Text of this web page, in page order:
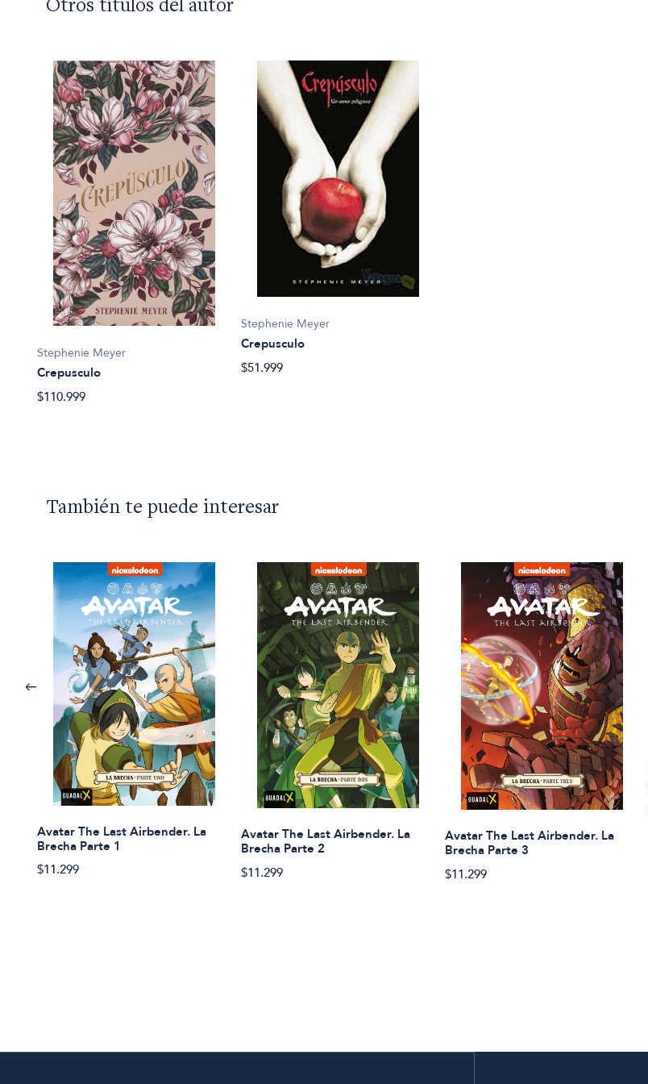
Otros títulos del autor
Stephenie Meyer
Crepusculo
$110.999
Stephenie Meyer
Crepusculo
$51.999
También te puede interesar
Avatar The Last Airbender. La
Brecha Parte 1
$11.299
Avatar The Last Airbender. La
Brecha Parte 2
$11.299
Avatar The Last Airbender. La
Brecha Parte 3
$11.299